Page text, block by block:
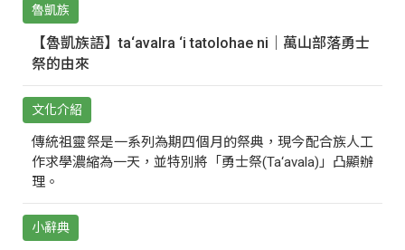
魯凱族
【魯凱族語】ta‘avalra ‘i tatolohae ni｜萬山部落勇士
祭的由來
文化介紹
傳統祖靈祭是一系列為期四個月的祭典，現今配合族人工
作求學濃縮為一天，並特別將「勇士祭(Ta‘avala)」凸顯辦
理。
小辭典